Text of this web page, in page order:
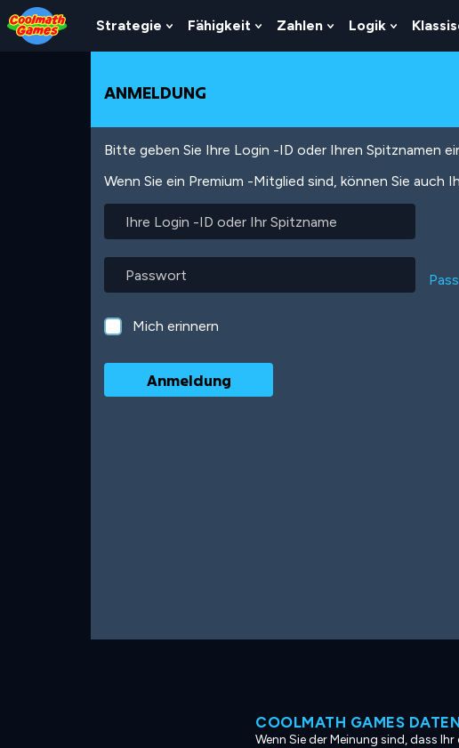
Skip
to
Top
Skip
to
Navigation
Skip
to
Main
Skip
to
Footer
Direkt
zum
Inhalt
Strategie
Show
Submenu
Strategie
Fähigkeit
Show
Submenu
Zahlen
Show
Submenu
Logik
Show
ANMELDUNG
Bitte geben Sie Ihre Login -ID oder Ihren Spitznamen
Wenn Sie ein Premium -Mitglied sind, können Sie auch
Login
ID
oder
Ihr
Spitzname
Mich erinnern
COOLMATH GAMES
Wenn Sie der Meinung sind, dass